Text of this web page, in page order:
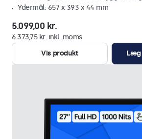
Ydermål: 657 x 393 x 44 mm
5.099,00 kr.
6.373,75 kr. inkl. moms
Vis produkt
Læg